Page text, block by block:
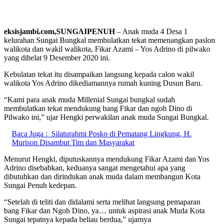
eksisjambi.com,SUNGAIPENUH– Anak muda 4 Desa 1
kelurahan Sungai Bungkal membulatkan tekat memenangkan paslon
walikota dan wakil walikota, Fikar Azami – Yos Adrino di pilwako
yang dihelat 9 Desember 2020 ini.
Kebulatan tekat itu disampaikan langsung kepada calon wakil
walikota Yos Adrino dikediamannya rumah kuning Dusun Baru.
“Kami para anak muda Millenial Sungai bungkal sudah
membulatkan tekat mendukung bang Fikar dan ngoh Dino di
Pilwako ini,” ujar Hengki perwakilan anak muda Sungai Bungkal.
Baca Juga : Silaturahmi Posko di Pematang Lingkung, H.
Murison Disambut Tim dan Masyarakat
Menurut Hengki, diputuskannya mendukung Fikar Azami dan Yos
Adrino disebabkan, keduanya sangat mengetahui apa yang
dibutuhkan dan dirindukan anak muda dalam membangun Kota
Sungai Penuh kedepan.
“Setelah di teliti dan didalami serta melihat langsung pemaparan
bang Fikar dan Ngoh Dino, ya… untuk aspirasi anak Muda Kota
Sungai tepatnya kepada beliau berdua,” ujarnya